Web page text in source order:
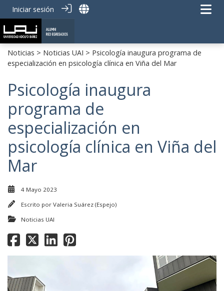
Iniciar sesión
Noticias > Noticias UAI > Psicología inaugura programa de
especialización en psicología clínica en Viña del Mar
Psicología inaugura
programa de
especialización en
psicología clínica en Viña del
Mar
4 Mayo 2023
Escrito por Valeria Suárez (Espejo)
Noticias UAI